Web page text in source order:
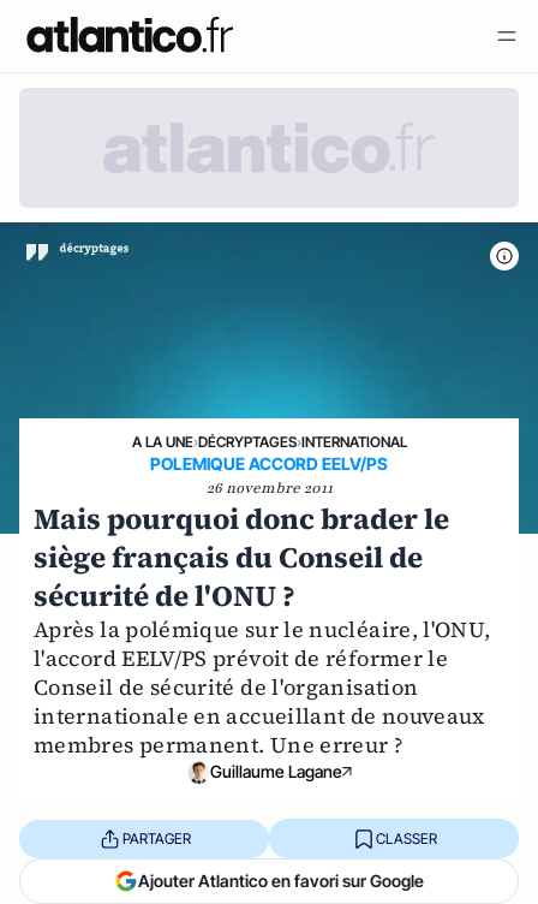
A LA UNE›DÉCRYPTAGES›INTERNATIONAL
POLEMIQUE ACCORD EELV/PS
26 novembre 2011
Mais pourquoi donc brader le
siège français du Conseil de
sécurité de l'ONU ?
Après la polémique sur le nucléaire, l'ONU,
l'accord EELV/PS prévoit de réformer le
Conseil de sécurité de l'organisation
internationale en accueillant de nouveaux
membres permanent. Une erreur ?
Guillaume Lagane
PARTAGER CLASSER
Ajouter Atlantico en favori sur Google